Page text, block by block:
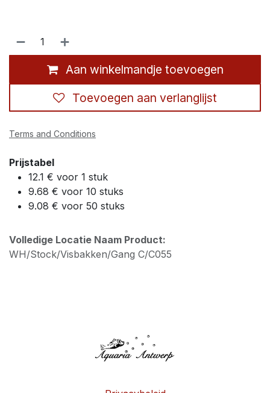
Aan winkelmandje toevoegen
Toevoegen aan verlanglijst
Terms and Conditions
Prijstabel
12.1 € voor 1 stuk
9.68 € voor 10 stuks
9.08 € voor 50 stuks
Volledige Locatie Naam Product:
WH/Stock/Visbakken/Gang C/C055